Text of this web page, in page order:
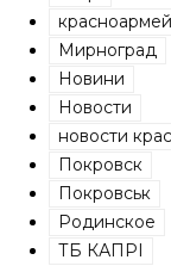
Мирноград
Новини
Новости
новости
Покровск
Покровськ
Родинское
ТБ КАПРІ